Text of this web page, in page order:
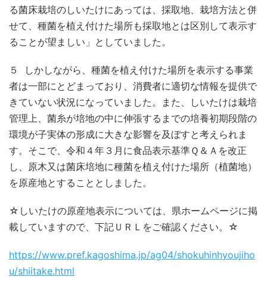
る菌床栽培のしいたけにあっては、採取地、栽培方法と併
せて、種菌を植え付けた場所も採取地とは区別して表示す
ることが望ましい」としていました。
５ しかしながら、種菌を植え付けた場所を表示する事業
者は一部にとどまっており、消費者に適切な情報を提供で
きていない状況になっていました。また、しいたけは栽培
管理上、菌糸が培地の中に伸張するまでの培養初期段階の
環境が子実体の形成に大きな影響を及ぼすと考えられま
す。そこで、令和４年３月に食品表示基準Ｑ＆Ａを改正
し、原木又は菌床培地に種菌を植え付けた場所（植菌地）
を原産地とすることとしました。
☆しいたけの原産地表示については、県ホームページに掲
載していますので、下記ＵＲＬをご確認ください。☆
https://www.pref.kagoshima.jp/ag04/shokuhinhyoujiho
u/shiitake.html